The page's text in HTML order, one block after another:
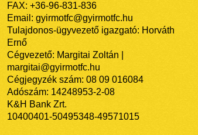
FAX: +36-96-831-836
Email: gyirmotfc@gyirmotfc.hu
Tulajdonos-ügyvezető igazgató: Horváth
Ernő
Cégvezető: Margitai Zoltán |
margitai@gyirmotfc.hu
Cégjegyzék szám: 08 09 016084
Adószám: 14248953-2-08
K&H Bank Zrt.
10400401-50495348-49571015